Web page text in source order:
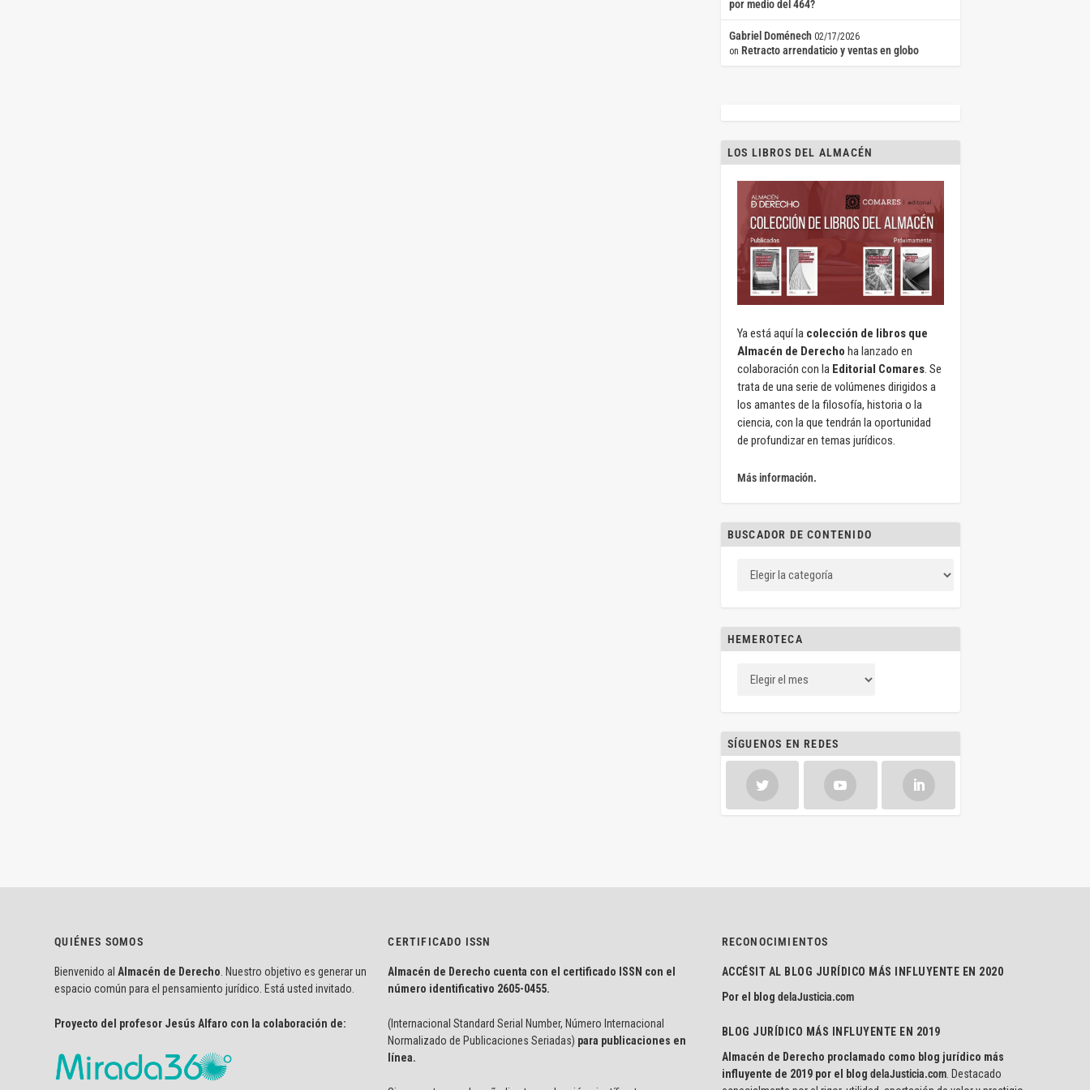
por medio del 464?
Gabriel Doménech 02/17/2026
on Retracto arrendaticio y ventas en globo
LOS LIBROS DEL ALMACÉN
Ya está aquí la colección de libros que
Almacén de Derecho ha lanzado en
colaboración con la Editorial Comares. Se
trata de una serie de volúmenes dirigidos a
los amantes de la filosofía, historia o la
ciencia, con la que tendrán la oportunidad
de profundizar en temas jurídicos.
Más información.
BUSCADOR DE CONTENIDO
HEMEROTECA
SÍGUENOS EN REDES
QUIÉNES SOMOS
Bienvenido al Almacén de Derecho . Nuestro objetivo es generar un
espacio común para el pensamiento jurídico. Está usted invitado.
Proyecto del profesor Jesús Alfaro con la colaboración de:
CERTIFICADO ISSN
Almacén de Derecho cuenta con el certificado ISSN con el
número identificativo 2605-0455.
(Internacional Standard Serial Number, Número Internacional
Normalizado de Publicaciones Seriadas) para publicaciones en
línea.
RECONOCIMIENTOS
ACCÉSIT AL BLOG JURÍDICO MÁS INFLUYENTE EN 2020
Por el blog delaJusticia.com
BLOG JURÍDICO MÁS INFLUYENTE EN 2019
Almacén de Derecho proclamado como blog jurídico más
influyente de 2019 por el blog delaJusticia.com. Destacado